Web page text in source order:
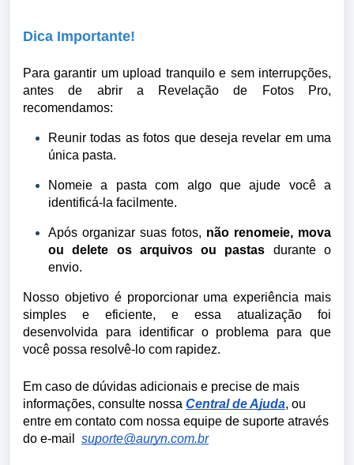
Dica Importante!
Para garantir um upload tranquilo e sem interrupções,
antes de abrir a Revelação de Fotos Pro,
recomendamos:
Reunir todas as fotos que deseja revelar em uma
única pasta.
Nomeie a pasta com algo que ajude você a
identificá-la facilmente.
Após organizar suas fotos, não renomeie, mova
ou delete os arquivos ou pastas durante o
envio.
Nosso objetivo é proporcionar uma experiência mais
simples e eficiente, e essa atualização foi
desenvolvida para identificar o problema para que
você possa resolvê-lo com rapidez.
Em caso de dúvidas adicionais e precise de mais
informações, consulte nossa Central de Ajuda, ou
entre em contato com nossa equipe de suporte através
do e-mail suporte@auryn.com.br